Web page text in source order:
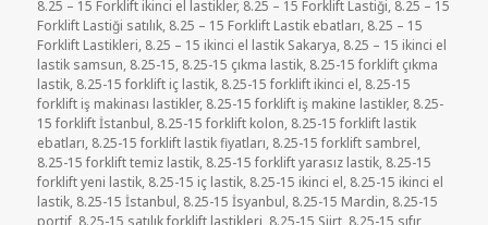
8.25 – 15 Forklift ikinci el lastikler, 8.25 – 15 Forklift Lastiği, 8.25 – 15
Forklift Lastiği satılık, 8.25 – 15 Forklift Lastik ebatları, 8.25 – 15
Forklift Lastikleri, 8.25 – 15 ikinci el lastik Sakarya, 8.25 – 15 ikinci el
lastik samsun, 8.25-15, 8.25-15 çıkma lastik, 8.25-15 forklift çıkma
lastik, 8.25-15 forklift iç lastik, 8.25-15 forklift ikinci el, 8.25-15
forklift iş makinası lastikler, 8.25-15 forklift iş makine lastikler, 8.25-
15 forklift İstanbul, 8.25-15 forklift kolon, 8.25-15 forklift lastik
ebatları, 8.25-15 forklift lastik fiyatları, 8.25-15 forklift sambrel,
8.25-15 forklift temiz lastik, 8.25-15 forklift yarasız lastik, 8.25-15
forklift yeni lastik, 8.25-15 iç lastik, 8.25-15 ikinci el, 8.25-15 ikinci el
lastik, 8.25-15 İstanbul, 8.25-15 İsyanbul, 8.25-15 Mardin, 8.25-15